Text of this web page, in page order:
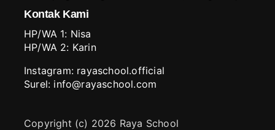
Kontak Kami
HP/WA 1: Nisa
HP/WA 2: Karin
Instagram: rayaschool.official
Surel: info@rayaschool.com
Copyright (c) 2026 Raya School